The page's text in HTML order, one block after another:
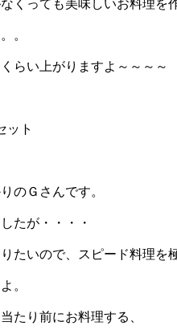
。
らい上がりますよ～～～～
のＧさんです。
たが・・・・
たいので、スピード料理を
。
たり前にお料理する、